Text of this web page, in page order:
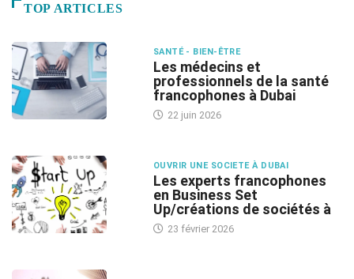
TOP ARTICLES
SANTÉ - BIEN-ÊTRE
Les médecins et
professionnels de la santé
francophones à Dubai
22 juin 2026
OUVRIR UNE SOCIETE À DUBAI
Les experts francophones
en Business Set
Up/créations de sociétés à
23 février 2026